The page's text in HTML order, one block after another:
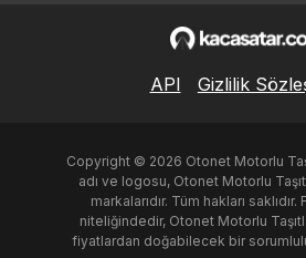
API Gizlilik
Copyright © 2026 Otonet Motorlu
adı ve logosu, Otonet Motorlu
markalarıdır. Tüm hakları
niteliğindedir, Otonet Motorlu
fiyatlardan doğabilecek bir